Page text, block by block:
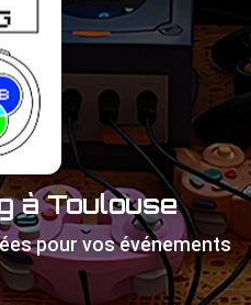
à Toulouse
pour vos événements